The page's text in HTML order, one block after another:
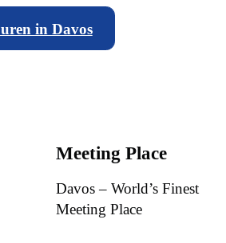
in Davos
Meeting Place
Davos – World’s Finest
Meeting Place